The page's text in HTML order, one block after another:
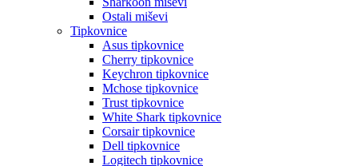
Ostali miševi
Tipkovnice
Asus tipkovnice
Cherry tipkovnice
Keychron tipkovnice
Mchose tipkovnice
Trust tipkovnice
White Shark tipkovnice
Corsair tipkovnice
Dell tipkovnice
Logitech tipkovnice